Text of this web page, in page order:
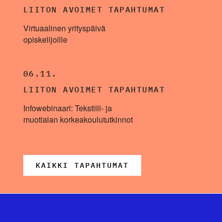
LIITON AVOIMET TAPAHTUMAT
Virtuaalinen yrityspäivä
opiskelijoille
06.11.
LIITON AVOIMET TAPAHTUMAT
Infowebinaari: Tekstiili- ja
muotialan korkeakoulututkinnot
KAIKKI TAPAHTUMAT